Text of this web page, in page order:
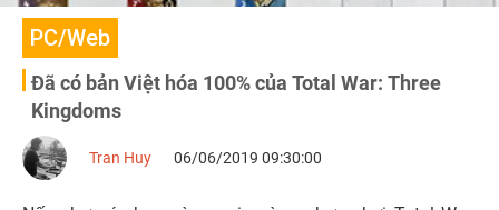
PC/Web
Đã có bản Việt hóa 100% của Total War: Three
Kingdoms
Tran Huy 06/06/2019 09:30:00